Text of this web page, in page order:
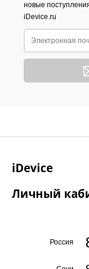
новые
iDevice.ru
iDevice
Личный
Россия